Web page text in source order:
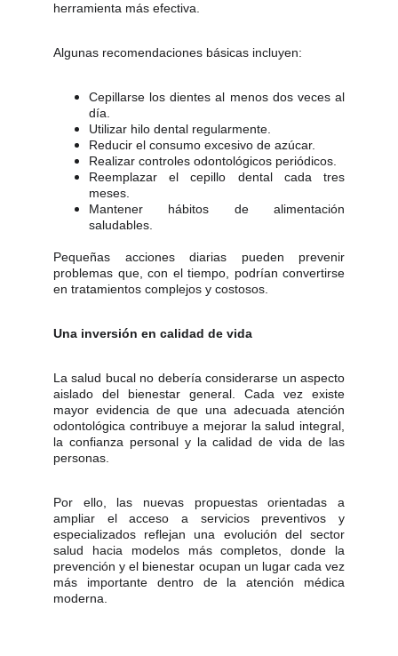
herramienta más efectiva.
Algunas recomendaciones básicas incluyen:
Cepillarse los dientes al menos dos veces al
día.
Utilizar hilo dental regularmente.
Reducir el consumo excesivo de azúcar.
Realizar controles odontológicos periódicos.
Reemplazar el cepillo dental cada tres
meses.
Mantener hábitos de alimentación
saludables.
Pequeñas acciones diarias pueden prevenir
problemas que, con el tiempo, podrían convertirse
en tratamientos complejos y costosos.
Una inversión en calidad de vida
La salud bucal no debería considerarse un aspecto
aislado del bienestar general. Cada vez existe
mayor evidencia de que una adecuada atención
odontológica contribuye a mejorar la salud integral,
la confianza personal y la calidad de vida de las
personas.
Por ello, las nuevas propuestas orientadas a
ampliar el acceso a servicios preventivos y
especializados reflejan una evolución del sector
salud hacia modelos más completos, donde la
prevención y el bienestar ocupan un lugar cada vez
más importante dentro de la atención médica
moderna.